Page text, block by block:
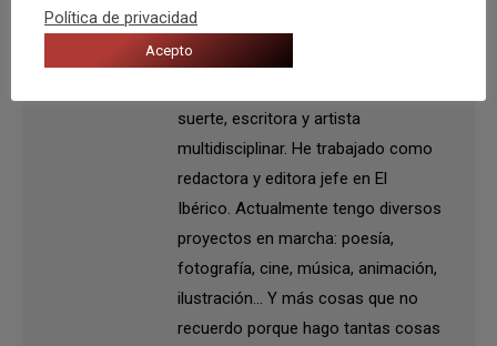
Autor:
Yass. 25 años. Graduada en
suerte, escritora y artista
multidisciplinar. He trabajado como
redactora y editora jefe en El
Ibérico. Actualmente tengo diversos
proyectos en marcha: poesía,
fotografía, cine, música, animación,
ilustración... Y más cosas que no
recuerdo porque hago tantas cosas
Política de privacidad
Acepto